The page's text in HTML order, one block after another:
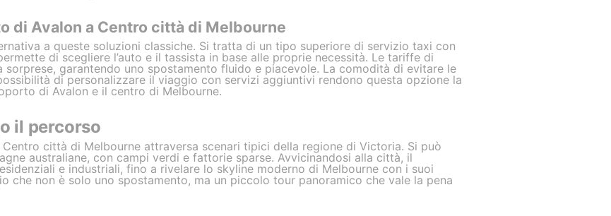
di Avalon a Centro città di Melbourne
a queste soluzioni classiche. Si tratta di un tipo superiore di servizio taxi con
di scegliere l’auto e il tassista in base alle proprie necessità. Le tariffe di
sorprese, garantendo uno spostamento fluido e piacevole. La comodità di evitare le
di personalizzare il viaggio con servizi aggiuntivi rendono questa opzione la
di Avalon e il centro di Melbourne.
il percorso
città di Melbourne attraversa scenari tipici della regione di Victoria. Si può
australiane, con campi verdi e fattorie sparse. Avvicinandosi alla città, il
e industriali, fino a rivelare lo skyline moderno di Melbourne con i suoi
che non è solo uno spostamento, ma un piccolo tour panoramico che vale la pena